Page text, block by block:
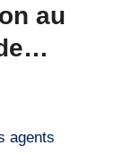
au